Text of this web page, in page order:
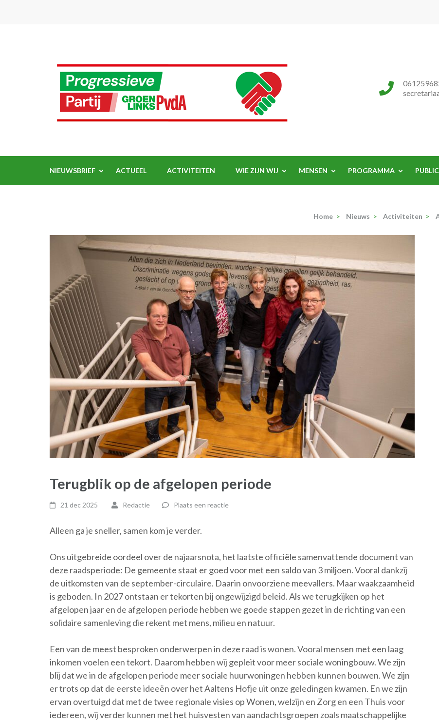
NIEUWSBRIEF ACTUEEL ACTIVITEITEN WIE ZIJN WIJ MENSEN PROGRAMMA
Home > Nieuws > Activiteiten >
Terugblik op de afgelopen periode
21 dec 2025 Redactie Plaats een reactie
Alleen ga je sneller, samen kom je verder.
Ons uitgebreide oordeel over de najaarsnota, het laatste officiële samenvattende document van
deze raadsperiode: De gemeente staat er goed voor met een saldo van 3 miljoen. Vooral dankzij
de uitkomsten van de september-circulaire. Daarin onvoorziene meevallers. Maar waakzaamheid
is geboden. In 2027 ontstaan er tekorten bij ongewijzigd beleid. Als we terugkijken op het
afgelopen jaar en de afgelopen periode hebben we goede stappen gezet in de richting van een
solidaire samenleving die rekent met mens, milieu en natuur.
Een van de meest besproken onderwerpen in deze raad is wonen. Vooral mensen met een laag
inkomen voelen een tekort. Daarom hebben wij gepleit voor meer sociale woningbouw. We zijn
blij dat we in de afgelopen periode meer sociale huurwoningen hebben kunnen bouwen. We zijn
er trots op dat de eerste ideeën over het Aaltens Hofje uit onze geledingen kwamen. En we zijn
ervan overtuigd dat met de twee regionale visies op Wonen, welzijn en Zorg en een Thuis voor
iedereen, wij verder kunnen met het huisvesten van aandachtsgroepen zoals maatschappelijke